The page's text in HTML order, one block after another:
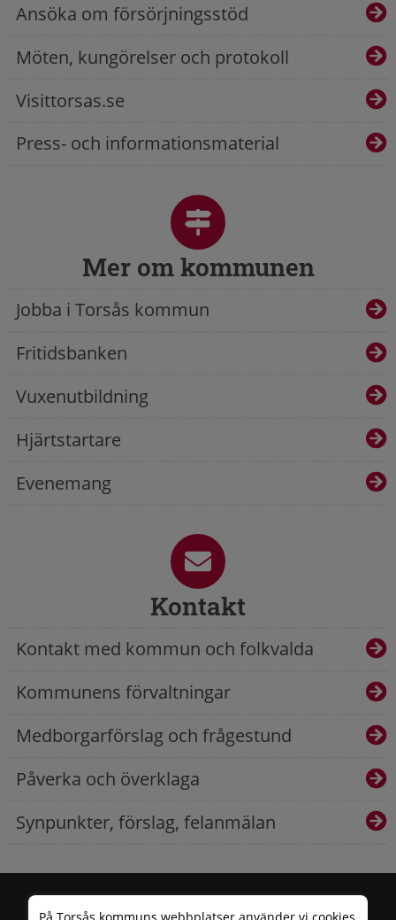
Ansöka om försörjningsstöd
Möten, kungörelser och protokoll
Visittorsas.se
Press- och informationsmaterial
Mer om kommunen
Jobba i Torsås kommun
Fritidsbanken
Vuxenutbildning
Hjärtstartare
Evenemang
Kontakt
Kontakt med kommun och folkvalda
Kommunens förvaltningar
Medborgarförslag och frågestund
Påverka och överklaga
Synpunkter, förslag, felanmälan